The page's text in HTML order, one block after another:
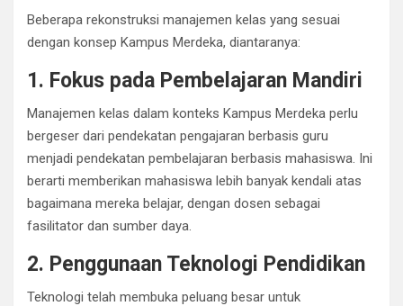
Beberapa rekonstruksi manajemen kelas yang sesuai
dengan konsep Kampus Merdeka, diantaranya:
1. Fokus pada Pembelajaran Mandiri
Manajemen kelas dalam konteks Kampus Merdeka perlu
bergeser dari pendekatan pengajaran berbasis guru
menjadi pendekatan pembelajaran berbasis mahasiswa. Ini
berarti memberikan mahasiswa lebih banyak kendali atas
bagaimana mereka belajar, dengan dosen sebagai
fasilitator dan sumber daya.
2. Penggunaan Teknologi Pendidikan
Teknologi telah membuka peluang besar untuk